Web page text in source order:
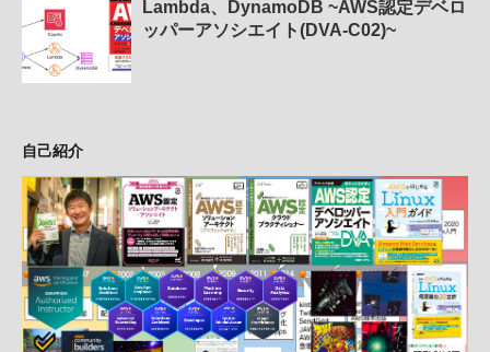
Lambda、DynamoDB ~AWS認定デベロ
ッパーアソシエイト(DVA-C02)~
自己紹介